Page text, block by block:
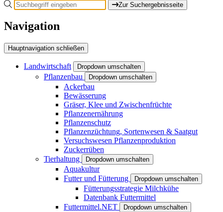
Zur Suchergebnisseite
Navigation
Hauptnavigation schließen
Landwirtschaft Dropdown umschalten
Pflanzenbau Dropdown umschalten
Ackerbau
Bewässerung
Gräser, Klee und Zwischenfrüchte
Pflanzenernährung
Pflanzenschutz
Pflanzenzüchtung, Sortenwesen & Saatgut
Versuchswesen Pflanzenproduktion
Zuckerrüben
Tierhaltung
Dropdown umschalten
Aquakultur
Futter und Fütterung
Dropdown umschalten
Fütterungsstrategie Milchkühe
Datenbank Futtermittel
Futtermittel.NET
Dropdown umschalten